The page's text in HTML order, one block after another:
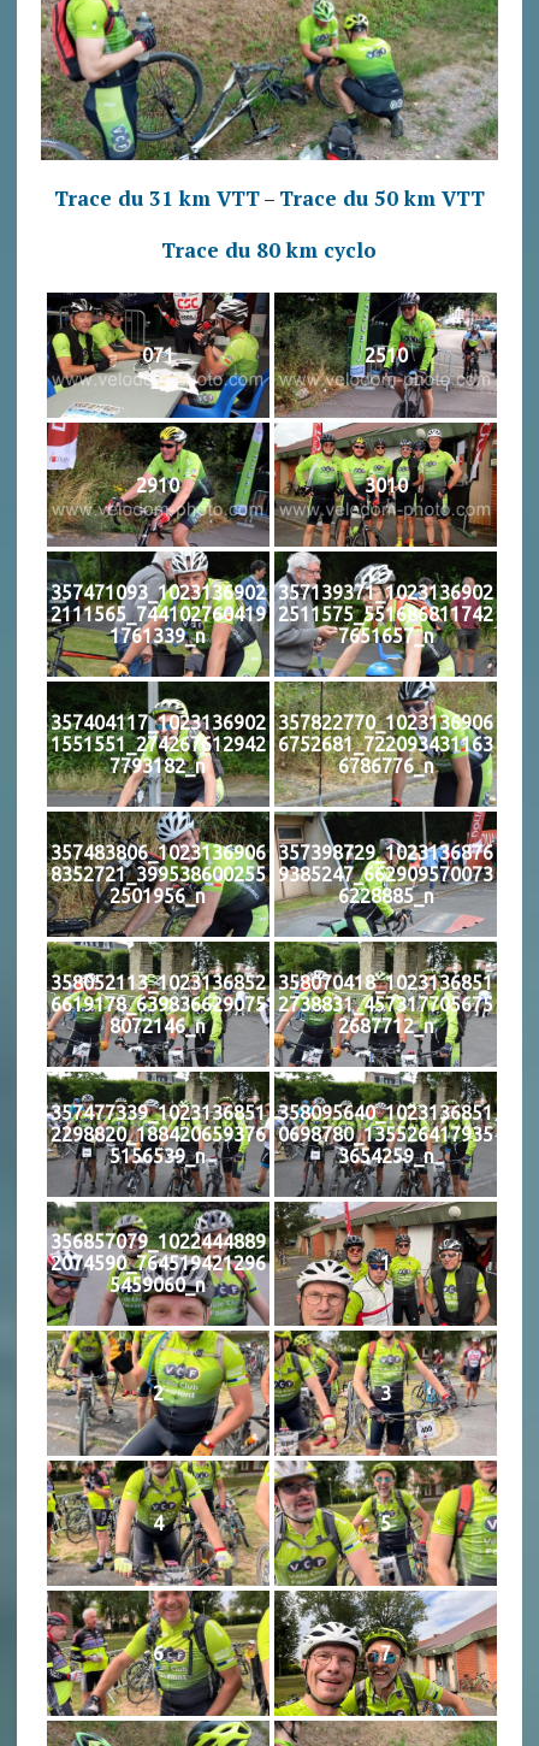
Trace du 31 km VTT– Trace du 50 km VTT
Trace du 80 km cyclo
071 2510
2910 3010
357471093_1023136902
2111565_744102760419
1761339_n
357139371_1023136902
2511575_551686811742
7651657_n
357404117_1023136902
1551551_274267612942
7793182_n
357822770_1023136906
6752681_722093431163
6786776_n
357483806_1023136906
8352721_399538600255
2501956_n
357398729_1023136876
9385247_662909570073
6228885_n
358052113_1023136852
6619178_639836629075
8072146_n
358070418_1023136851
2738831_457317705675
2687712_n
357477339_1023136851
2298820_188420659376
5156539_n
358095640_1023136851
0698780_135526417935
3654259_n
356857079_1022444889
2074590_764519421296
5459060_n
1
2 3
4 5
6 7